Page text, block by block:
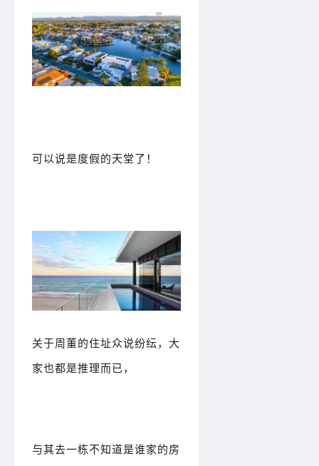
可以说是度假的天堂了！
关于周董的住址众说纷纭，大
家也都是推理而已，
与其去一栋不知道是谁家的房